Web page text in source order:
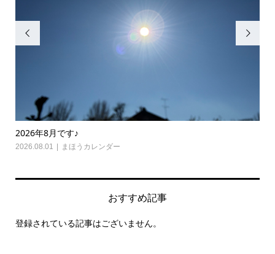

2026年8月です♪
2026.08.01 まほうカレンダー

おすすめ記事
登録されている記事はございません。